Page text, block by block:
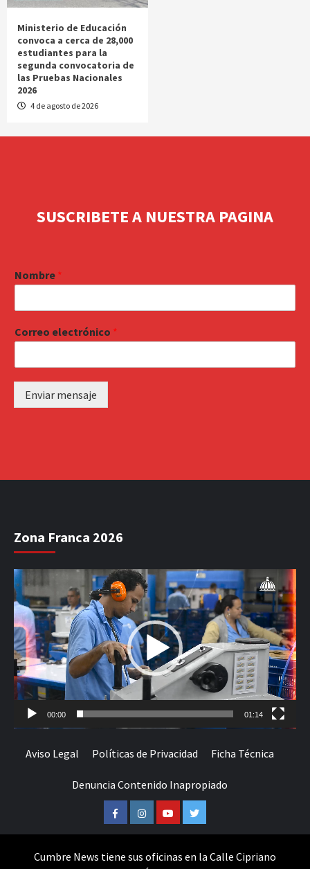
Ministerio de Educación
convoca a cerca de 28,000
estudiantes para la
segunda convocatoria de
las Pruebas Nacionales
2026
4 de agosto de 2026
SUSCRIBETE A NUESTRA PAGINA
Nombre *
Correo electrónico *
Enviar mensaje
Zona Franca 2026
Reproductor
de
vídeo
00:00 01:14
Aviso Legal Políticas de Privacidad Ficha Técnica
Denuncia Contenido Inapropiado
FacebookInstagramYoutubeTwitter
Cumbre News tiene sus oficinas en la Calle Cipriano